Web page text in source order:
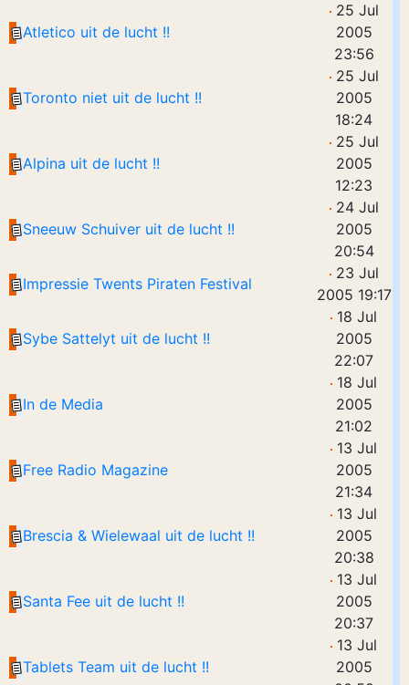
Atletico uit de lucht !!
25 Jul
2005
23:56
Toronto niet uit de lucht !!
25 Jul
2005
18:24
Alpina uit de lucht !!
25 Jul
2005
12:23
Sneeuw Schuiver uit de lucht !!
24 Jul
2005
20:54
Impressie Twents Piraten Festival
23 Jul
2005 19:17
Sybe Sattelyt uit de lucht !!
18 Jul
2005
22:07
In de Media
18 Jul
2005
21:02
Free Radio Magazine
13 Jul
2005
21:34
Brescia & Wielewaal uit de lucht !!
13 Jul
2005
20:38
Santa Fee uit de lucht !!
13 Jul
2005
20:37
Tablets Team uit de lucht !!
13 Jul
2005